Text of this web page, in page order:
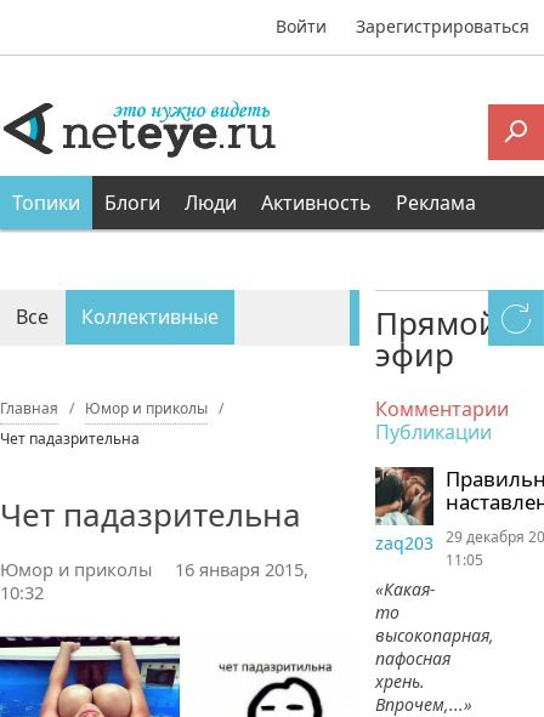
Войти Зарегистрироваться
Топики Блоги Люди Активность Реклама
Все Коллективные
Главная
Юмор и приколы
Чет падазрительна
Чет падазрительна
Юмор и приколы
16 января 2015,
10:32
Прямой
эфир
Комментарии
Публикации
zaq203
«Какая-
то
высокопарная,
пафосная
хрень.
Впрочем,...»
29 декабря
11:05